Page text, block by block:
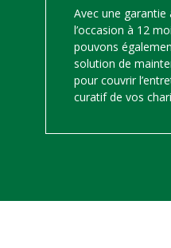
Avec une
l’occasion à 12
pouvons
solution de
pour couvrir
curatif de vos